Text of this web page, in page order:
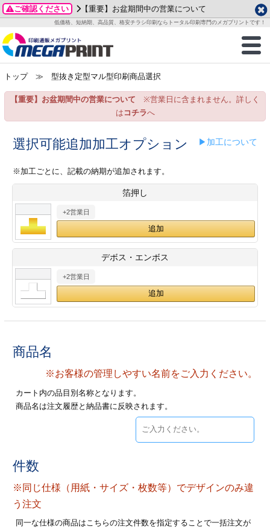
ご確認ください 【重要】お盆期間中の営業について
低価格、短納期、高品質、格安チラシ印刷ならトータル印刷専門のメガプリントです！
商品一覧
グッズ
ステッカー
ックカード印刷
業ツール印刷
＆盛り上げ印刷
ご利用ガイド
お客様へ
いて
方法
/送料について
刷
カード印刷
ックカード名刺
ムカード
型マル型印刷
ード印刷
印刷
ファイル印刷
ァイル印刷
印刷
データ作成ガイド
成前に
ガイド
加工指示ガイド
テンプレート
ード印刷
名刺印刷
ックカード
ード印刷
印刷
形マル型
印刷
名刺印刷
ムカード印刷
刷
カード印刷
一覧
わせ
り
プル請求
2026年 8月
月
火 水 木 金
土
1
3
4 5 6 7
8
15
24
25 26 27
29
土
1
2 3
8 9 10 11
12
14
15 16 17 18
19
25
26
28
29 30
トップ≫ 型抜き定型マル型印刷商品選択
【重要】お盆期間中の営業について ※営業日に含まれません。詳しく
は コチラへ
選択可能追加加工オプション ▶加工について
※加工ごとに、記載の納期が追加されます。
箔押し
+2営業日
デボス・エンボス
+2営業日
商品名
※お客様の管理しやすい名前をご入力ください。
カート内の品目別名称となります。
商品名は注文履歴と納品書に反映されます。
件数
※同じ仕様（用紙・サイズ・枚数等）でデザインのみ違
う注文
同一な仕様の商品はこちらの注文件数を指定することで一括注文が